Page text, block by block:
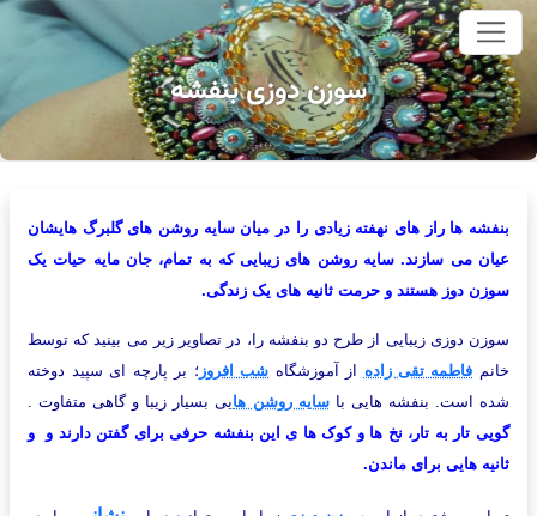
اصلی
سوزن دوزی بنفشه
بنفشه ها راز های نهفته زیادی را در میان سایه روشن های گلبرگ هایشان
عیان می سازند. سایه روشن های زیبایی که به تمام، جان مایه حیات یک
سوزن دوز هستند و حرمت ثانیه های یک زندگی.
سوزن دوزی زیبایی از طرح دو بنفشه را، در تصاویر زیر می بینید که توسط
خانم فاطمه تقی زاده از آموزشگاه شب افروز ؛ بر پارچه ای سپید دوخته
شده است. بنفشه هایی باسایه روشن هایی بسیار زیبا و گاهی متفاوت .
گویی تار به تار، نخ ها و کوک ها ی این بنفشه حرفی برای گفتن دارند و و
ثانیه هایی برای ماندن.